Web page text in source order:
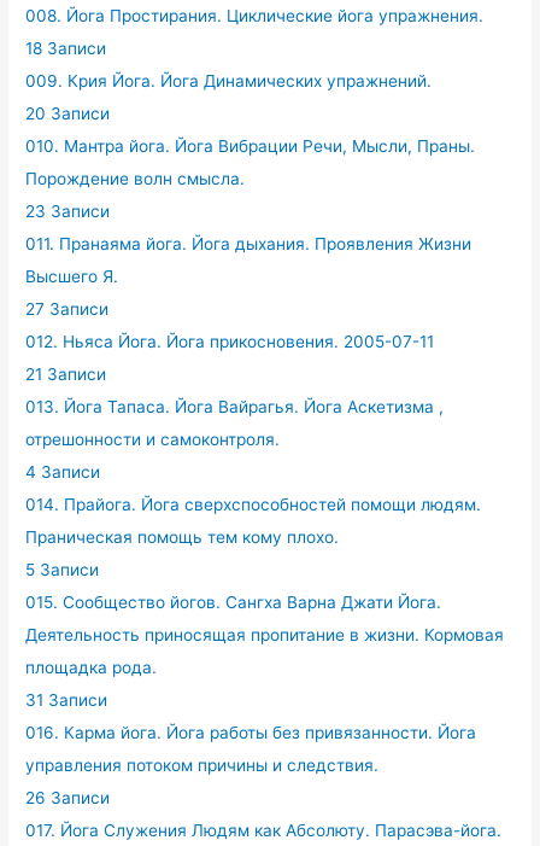
008. Йога Простирания. Циклические йога упражнения.
18 Записи
009. Крия Йога. Йога Динамических упражнений.
20 Записи
010. Мантра йога. Йога Вибрации Речи, Мысли, Праны.
Порождение волн смысла.
23 Записи
011. Пранаяма йога. Йога дыхания. Проявления Жизни
Высшего Я.
27 Записи
012. Ньяса Йога. Йога прикосновения. 2005-07-11
21 Записи
013. Йога Тапаса. Йога Вайрагья. Йога Аскетизма ,
отрешонности и самоконтроля.
4 Записи
014. Прайога. Йога сверхспособностей помощи людям.
Праническая помощь тем кому плохо.
5 Записи
015. Сообщество йогов. Сангха Варна Джати Йога.
Деятельность приносящая пропитание в жизни. Кормовая
площадка рода.
31 Записи
016. Карма йога. Йога работы без привязанности. Йога
управления потоком причины и следствия.
26 Записи
017. Йога Служения Людям как Абсолюту. Парасэва-йога.